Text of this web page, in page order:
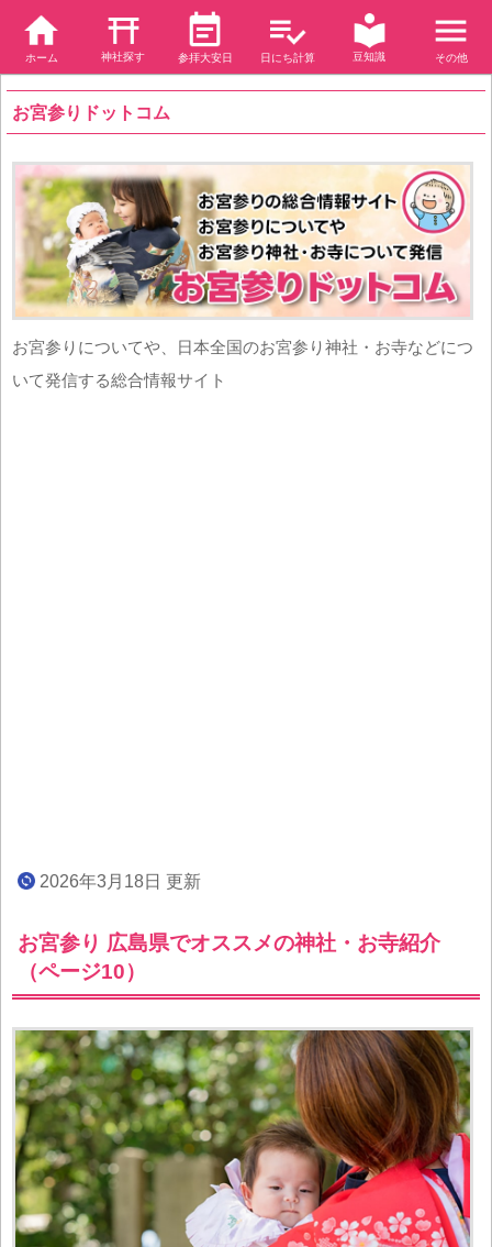
ホーム 神社探す 参拝大安日 日にち計算 豆知識 その他
お宮参りドットコム
お宮参りについてや、日本全国のお宮参り神社・お寺などにつ
いて発信する総合情報サイト
2026年3月18日 更新
お宮参り 広島県でオススメの神社・お寺紹介
（ページ10）